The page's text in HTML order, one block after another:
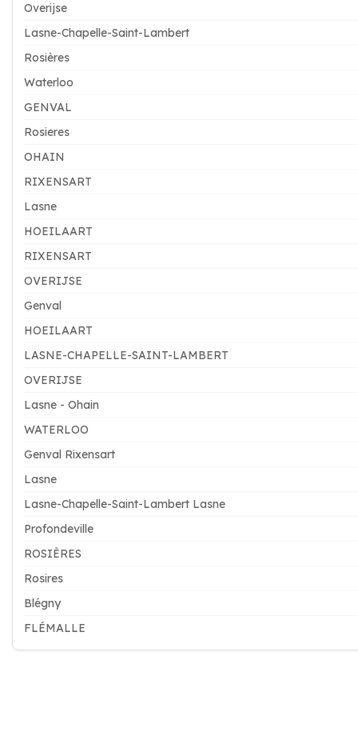
Overijse
Lasne-Chapelle-Saint-Lambert
Rosières
Waterloo
GENVAL
Rosieres
OHAIN
RIXENSART
Lasne
HOEILAART
RIXENSART
OVERIJSE
Genval
HOEILAART
LASNE-CHAPELLE-SAINT-LAMBERT
OVERIJSE
Lasne - Ohain
WATERLOO
Genval Rixensart
Lasne
Lasne-Chapelle-Saint-Lambert Lasne
Profondeville
ROSIÈRES
Rosires
Blégny
FLÉMALLE